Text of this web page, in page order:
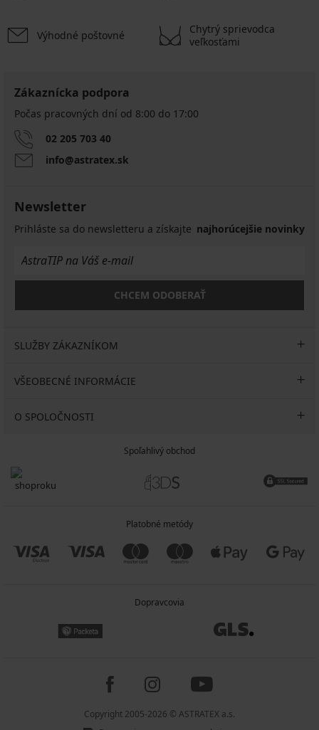
Výhodné poštovné
Chytrý sprievodca
veľkosťami
Zákaznícka podpora
Počas pracovných dní od 8:00 do 17:00
02 205 703 40
info@astratex.sk
Newsletter
Prihláste sa do newsletteru a získajte najhorúcejšie novinky
CHCEM ODOBERAŤ
SLUŽBY ZÁKAZNÍKOM
VŠEOBECNÉ INFORMÁCIE
O SPOLOČNOSTI
Spoľahlivý obchod
Platobné metódy
Dopravcovia
Copyright 2005-2026 © ASTRATEX a.s.